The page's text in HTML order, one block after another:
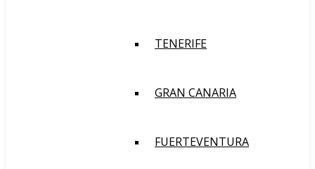
TENERIFE
GRAN CANARIA
FUERTEVENTURA